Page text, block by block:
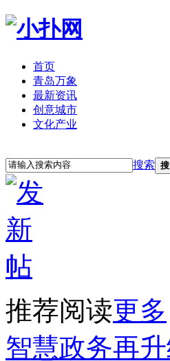
首页
青岛万象
最新资讯
创意城市
文化产业
搜索
推荐阅读更多
智慧政务再